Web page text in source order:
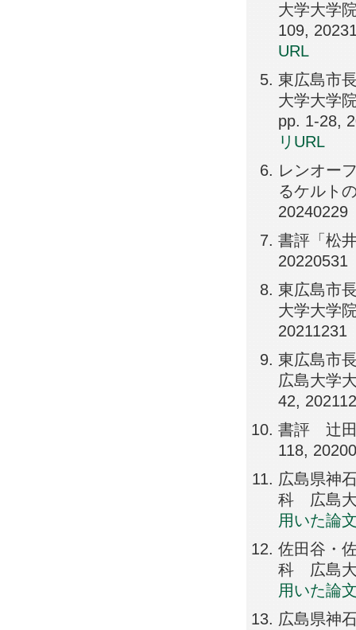
大学大学
109,
URL
東広島市
大学大学
pp. 1-28,
リURL
レンオー
るケルト
20240229
書評「松
20220531
東広島市
大学大学
20211231
東広島市
広島大学
42,
書評 辻田
118,
広島県神
科 広島大
用いた論
佐田谷・
科 広島大
用いた論
広島県神